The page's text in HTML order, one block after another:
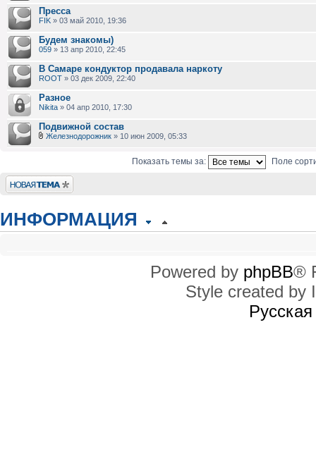
Пресса
FIK » 03 май 2010, 19:36
Будем знакомы)
059 » 13 апр 2010, 22:45
В Самаре кондуктор продавала наркоту
ROOT » 03 дек 2009, 22:40
Разное
Nikita » 04 апр 2010, 17:30
Подвижной состав
Железнодорожник » 10 июн 2009, 05:33
Показать темы за:
Поле
Новая тема
ИНФОРМАЦИЯ
Сейчас этот форум просматривают: нет зарегистрированных пользователей
Powered by phpBB®
Style created by